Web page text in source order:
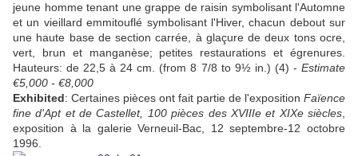
jeune homme tenant une grappe de raisin symbolisant l'Automne
et un vieillard emmitouflé symbolisant l'Hiver, chacun debout sur
une haute base de section carrée, à glaçure de deux tons ocre,
vert, brun et manganèse; petites restaurations et égrenures.
Hauteurs: de 22,5 à 24 cm. (from 8 7/8 to 9½ in.) (4) - Estimate
€5,000 - €8,000
Exhibited: Certaines pièces ont fait partie de l'exposition Faïence
fine d'Apt et de Castellet, 100 pièces des XVIIIe et XIXe siècles
exposition à la galerie Verneuil-Bac, 12 septembre-12 octobre
1996.